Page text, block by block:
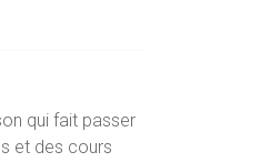
qui fait passer
et des cours